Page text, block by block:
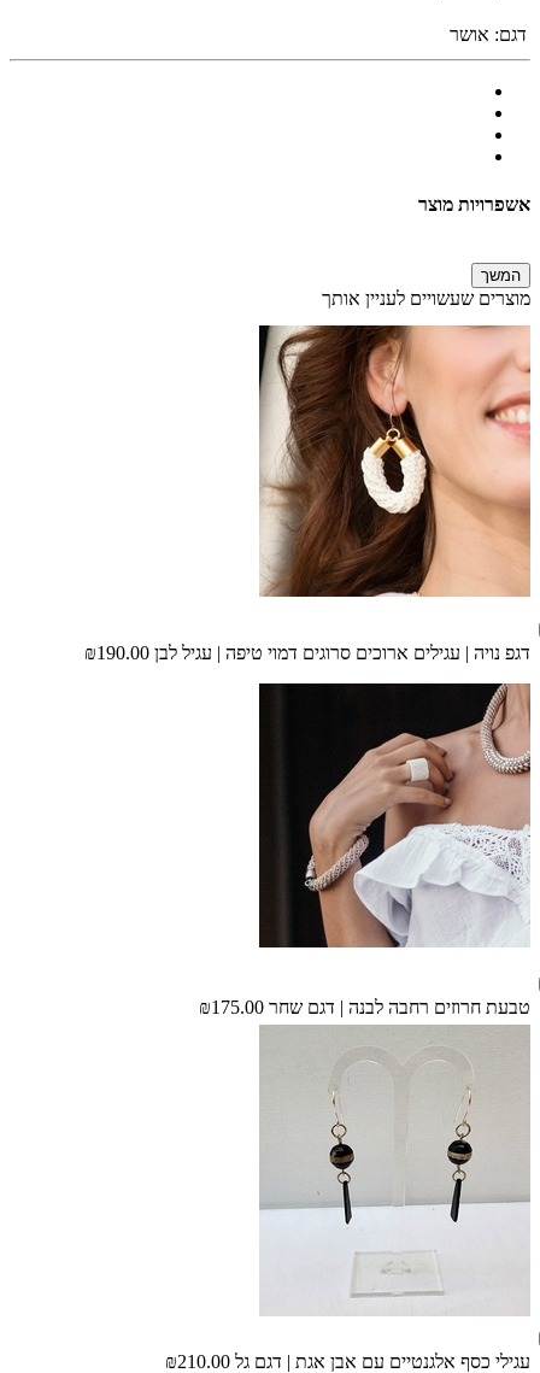
דגם: אושר
אשפרויות מוצר
המשך
מוצרים שעשויים לעניין אותך
דגפ נויה | עגילים ארוכים סרוגים דמוי טיפה | עגיל לבן ₪190.00
טבעת חרוזים רחבה לבנה | דגם שחר ₪175.00
עגילי כסף אלגנטיים עם אבן אגת | דגם גל ₪210.00